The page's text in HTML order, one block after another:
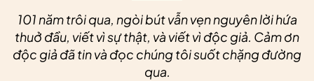
101 năm trôi qua, ngòi bút vẫn vẹn nguyên lời hứa
thuở đầu, viết vì sự thật, và viết vì độc giả. Cảm ơn
độc giả đã tin và đọc chúng tôi suốt chặng đường
qua.